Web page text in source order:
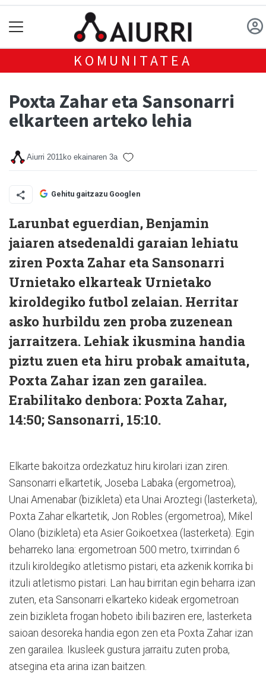
KOMUNITATEA
Poxta Zahar eta Sansonarri
elkarteen arteko lehia
Aiurri 2011ko ekainaren 3a
Gehitu gaitzazu Googlen
Larunbat eguerdian, Benjamin
jaiaren atsedenaldi garaian lehiatu
ziren Poxta Zahar eta Sansonarri
Urnietako elkarteak Urnietako
kiroldegiko futbol zelaian. Herritar
asko hurbildu zen proba zuzenean
jarraitzera. Lehiak ikusmina handia
piztu zuen eta hiru probak amaituta,
Poxta Zahar izan zen garailea.
Erabilitako denbora: Poxta Zahar,
14:50; Sansonarri, 15:10.
Elkarte bakoitza ordezkatuz hiru kirolari izan ziren.
Sansonarri elkartetik, Joseba Labaka (ergometroa),
Unai Amenabar (bizikleta) eta Unai Aroztegi (lasterketa),
Poxta Zahar elkartetik, Jon Robles (ergometroa), Mikel
Olano (bizikleta) eta Asier Goikoetxea (lasterketa). Egin
beharreko lana: ergometroan 500 metro, txirrindan 6
itzuli kiroldegiko atletismo pistari, eta azkenik korrika bi
itzuli atletismo pistari. Lan hau birritan egin beharra izan
zuten, eta Sansonarri elkarteko kideak ergometroan
zein bizikleta frogan hobeto ibili baziren ere, lasterketa
saioan desoreka handia egon zen eta Poxta Zahar izan
zen garailea. Ikusleek gustura jarraitu zuten proba,
atsegina eta arina izan baitzen.